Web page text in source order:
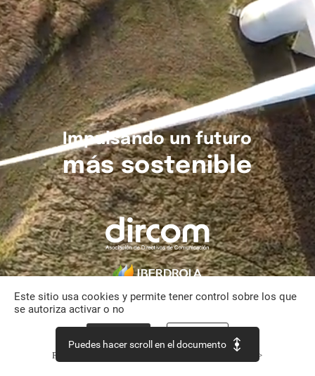
Impulsando un futuro
más sostenible
Este sitio usa cookies y permite tener control sobre los que
se autoriza activar o no
Política de confidencialidad Continuar sin aceptar >
Puedes hacer scroll en el documento